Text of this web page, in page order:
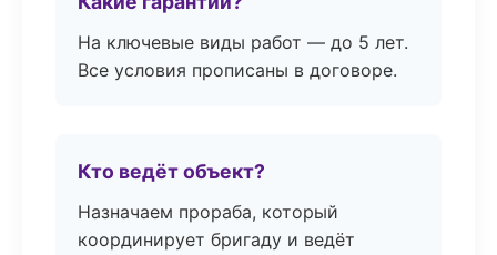
На ключевые виды работ — до 5 лет.
Все условия прописаны в договоре.
Кто ведёт объект?
Назначаем прораба, который
координирует бригаду и ведёт